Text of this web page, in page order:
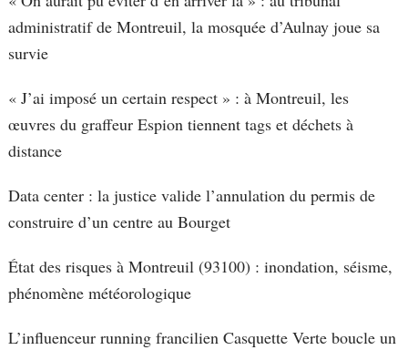
administratif de Montreuil, la mosquée d’Aulnay joue sa
survie
« J’ai imposé un certain respect » : à Montreuil, les
œuvres du graffeur Espion tiennent tags et déchets à
distance
Data center : la justice valide l’annulation du permis de
construire d’un centre au Bourget
État des risques à Montreuil (93100) : inondation, séisme,
phénomène météorologique
L’influenceur running francilien Casquette Verte boucle un